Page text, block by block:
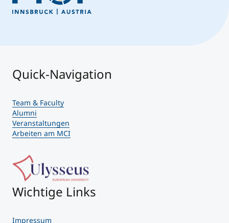
Quick-Navigation
Team & Faculty
Alumni
Veranstaltungen
Arbeiten am MCI
Wichtige Links
Impressum